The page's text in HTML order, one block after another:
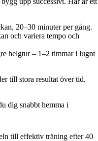
20–30 minuter per gång.
och variera tempo och
helgtur – 1–2 timmar i lugnt
till stora resultat över tid.
dig snabbt hemma i
till effektiv träning efter 40